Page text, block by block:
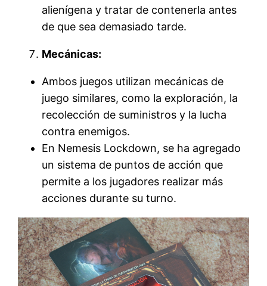
alienígena y tratar de contenerla antes
de que sea demasiado tarde.
Mecánicas:
Ambos juegos utilizan mecánicas de
juego similares, como la exploración, la
recolección de suministros y la lucha
contra enemigos.
En Nemesis Lockdown, se ha agregado
un sistema de puntos de acción que
permite a los jugadores realizar más
acciones durante su turno.